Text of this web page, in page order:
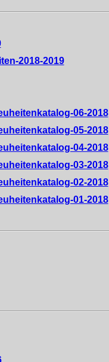
2018-2019
06-2018
05-2018
04-2018
03-2018
02-2018
01-2018